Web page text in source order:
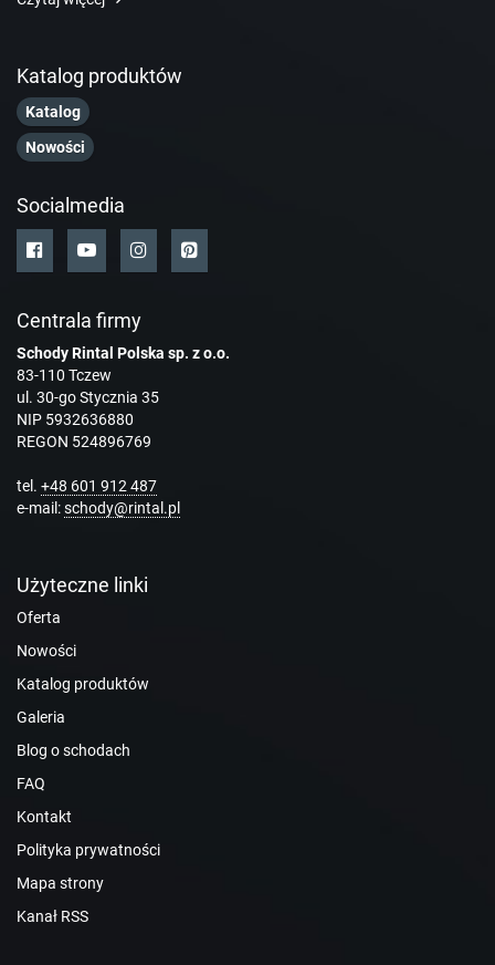
Katalog produktów
Katalog
Nowości
Socialmedia
Centrala firmy
Schody Rintal Polska sp. z o.o.
83-110 Tczew
ul. 30-go Stycznia 35
NIP 5932636880
REGON 524896769
tel. +48 601 912 487
e-mail:schody@rintal.pl
Użyteczne linki
Oferta
Nowości
Katalog produktów
Galeria
Blog o schodach
FAQ
Kontakt
Polityka prywatności
Mapa strony
Kanał RSS